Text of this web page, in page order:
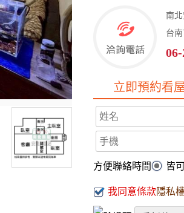
南
台
06-
立即預約看
方便聯絡時間 皆
我同意條款隱私